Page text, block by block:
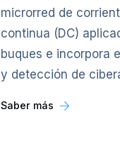
microrred de
continua (DC)
buques e incorpora
y detección de
Saber más